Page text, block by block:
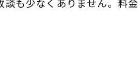
も少なくありません。料